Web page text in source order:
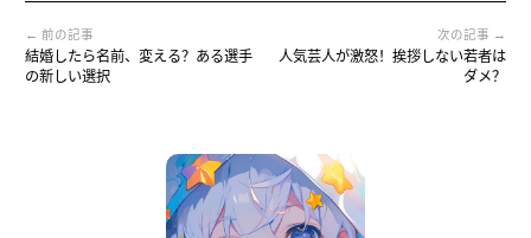
← 前の記事
結婚したら名前、変える？ある選手
の新しい選択
次の記事 →
人気芸人が激怒！挨拶しない若者は
ダメ？